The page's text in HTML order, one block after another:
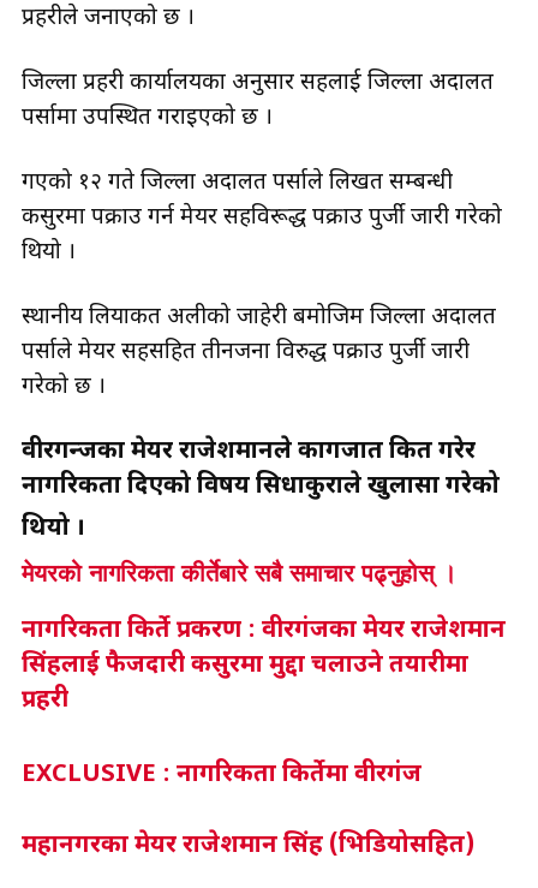
प्रहरीले जनाएको छ ।
जिल्ला प्रहरी कार्यालयका अनुसार सिंहलाई जिल्ला अदालत
पर्सामा उपस्थित गराइएको छ ।
गएको १२ गते जिल्ला अदालत पर्साले लिखत सम्बन्धी
कसुरमा पक्राउ गर्न मेयर सिंहविरूद्ध पक्राउ पुर्जी जारी गरेको
थियो ।
स्थानीय लियाकत अलीको जाहेरी बमोजिम जिल्ला अदालत
पर्साले मेयर सिंहसहित तीनजना विरुद्ध पक्राउ पुर्जी जारी
गरेको छ ।
वीरगन्जका मेयर राजेशमानले कागजात किर्ते गरेर
नागरिकता दिएको विषय सिधाकुराले खुलासा गरेको
थियो ।
मेयरको नागरिकता कीर्तेबारे सबै समाचार पढ्नुहोस् ।
नागरिकता किर्ते प्रकरण : वीरगंजका मेयर राजेशमान
सिंहलाई फैजदारी कसुरमा मुद्दा चलाउने तयारीमा
प्रहरी
EXCLUSIVE : नागरिकता किर्तेमा वीरगंज
महानगरका मेयर राजेशमान सिंह (भिडियोसहित)